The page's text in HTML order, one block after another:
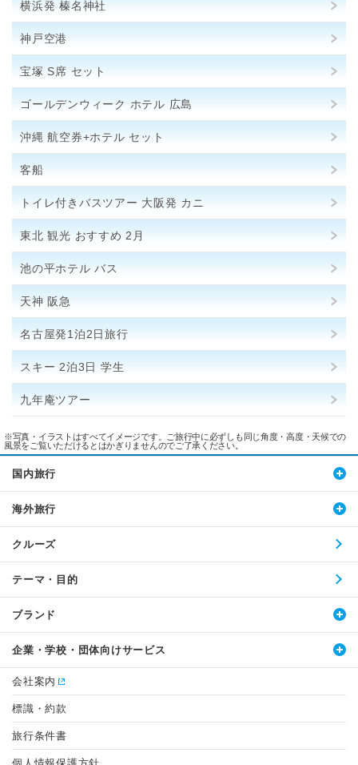
横浜発 榛名神社
神戸空港
宝塚 S席 セット
ゴールデンウィーク ホテル 広島
沖縄 航空券+ホテル セット
客船
トイレ付きバスツアー 大阪発 カニ
東北 観光 おすすめ 2月
池の平ホテル バス
天神 阪急
名古屋発1泊2日旅行
スキー 2泊3日 学生
九年庵ツアー
※写真・イラストはすべてイメージです。ご旅行中に必ずしも同じ角度・高度・天候での
風景をご覧いただけるとはかぎりませんのでご了承ください。
国内旅行
海外旅行
クルーズ
テーマ・目的
ブランド
企業・学校・団体向けサービス
会社案内
標識・約款
旅行条件書